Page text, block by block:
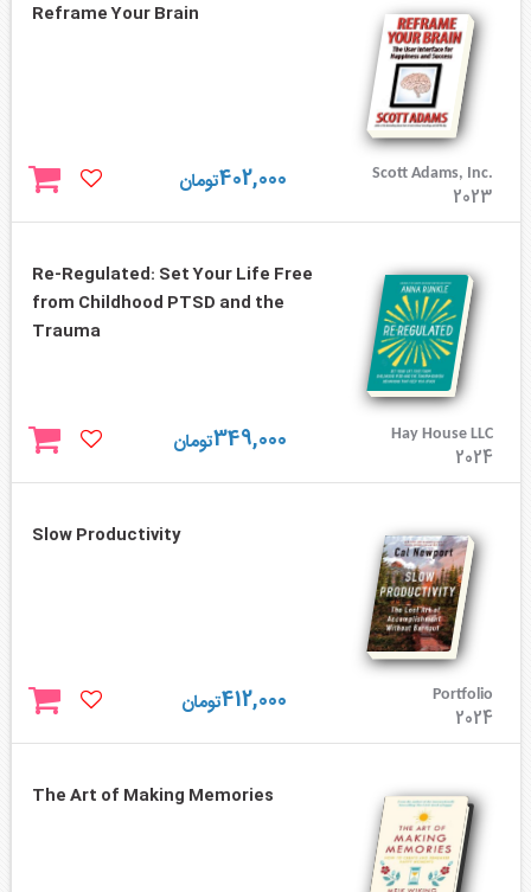
Reframe Your Brain
Scott Adams, Inc.
2023
402,000تومان
Re-Regulated: Set Your Life Free
from Childhood PTSD and the
Trauma
Hay House LLC
2024
349,000تومان
Slow Productivity
Portfolio
2024
412,000تومان
The Art of Making Memories